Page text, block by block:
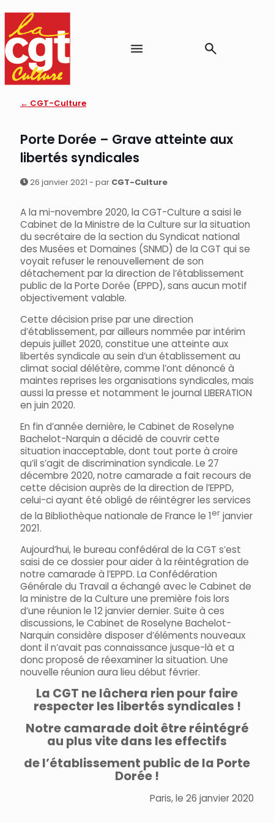
← CGT-Culture
Porte Dorée – Grave atteinte aux
libertés syndicales
26 janvier 2021 - par CGT-Culture
A la mi-novembre 2020, la CGT-Culture a saisi le
Cabinet de la Ministre de la Culture sur la situation
du secrétaire de la section du Syndicat national
des Musées et Domaines (SNMD) de la CGT qui se
voyait refuser le renouvellement de son
détachement par la direction de l’établissement
public de la Porte Dorée (EPPD), sans aucun motif
objectivement valable.
Cette décision prise par une direction
d’établissement, par ailleurs nommée par intérim
depuis juillet 2020, constitue une atteinte aux
libertés syndicale au sein d’un établissement au
climat social délétère, comme l’ont dénoncé à
maintes reprises les organisations syndicales, mais
aussi la presse et notamment le journal LIBERATION
en juin 2020.
En fin d’année dernière, le Cabinet de Roselyne
Bachelot-Narquin a décidé de couvrir cette
situation inacceptable, dont tout porte à croire
qu’il s’agit de discrimination syndicale. Le 27
décembre 2020, notre camarade a fait recours de
cette décision auprès de la direction de l’EPPD,
celui-ci ayant été obligé de réintégrer les services
de la Bibliothèque nationale de France le 1er janvier
2021.
Aujourd’hui, le bureau confédéral de la CGT s’est
saisi de ce dossier pour aider à la réintégration de
notre camarade à l’EPPD. La Confédération
Générale du Travail a échangé avec le Cabinet de
la ministre de la Culture une première fois lors
d’une réunion le 12 janvier dernier. Suite à ces
discussions, le Cabinet de Roselyne Bachelot-
Narquin considère disposer d’éléments nouveaux
dont il n’avait pas connaissance jusque-là et a
donc proposé de réexaminer la situation. Une
nouvelle réunion aura lieu début février.
La CGT ne lâchera rien pour faire
respecter les libertés syndicales !
Notre camarade doit être réintégré
au plus vite dans les effectifs
de l’établissement public de la Porte
Dorée !
Paris, le 26 janvier 2020